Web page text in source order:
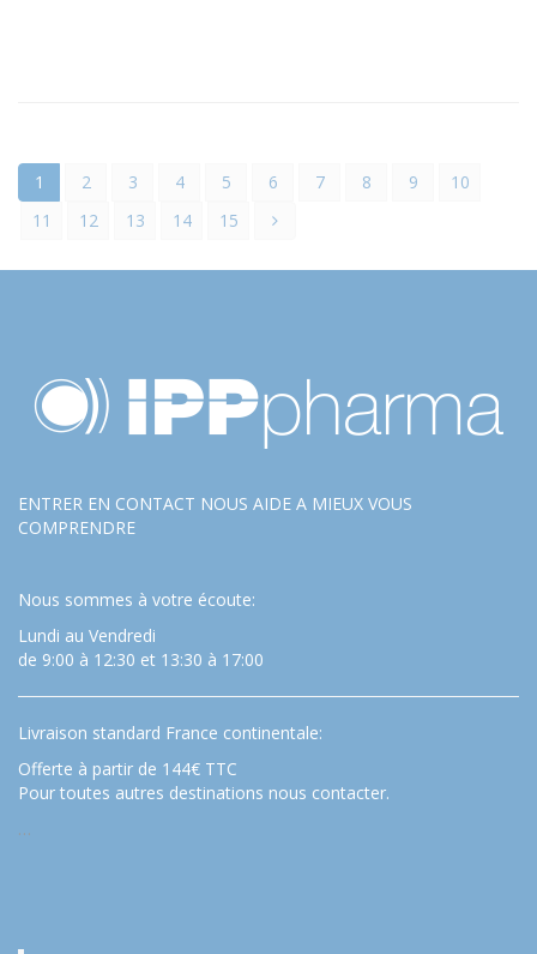
1 2 3 4 5 6 7 8 9
10
11
12 13 14 15
ENTRER EN CONTACT NOUS AIDE A MIEUX VOUS
COMPRENDRE
Nous sommes à votre écoute:
Lundi au Vendredi
de 9:00 à 12:30 et 13:30 à 17:00
Livraison standard France continentale:
Offerte à partir de 144€ TTC
Pour toutes autres destinations nous contacter.
…